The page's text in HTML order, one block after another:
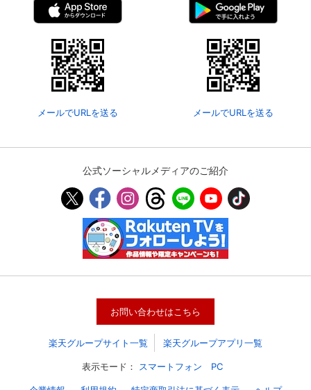
会員設定 会員情報 閉じる
ジットカード情報の変更が可能です。
決済方法変更 決済方法の変更が可能です。
メールでURLを送る メールでURLを送る
公式ソーシャルメディアのご紹介
お問い合わせはこちら
楽天グループサイト一覧 楽天グループアプリ一覧
表示モード： スマートフォン PC